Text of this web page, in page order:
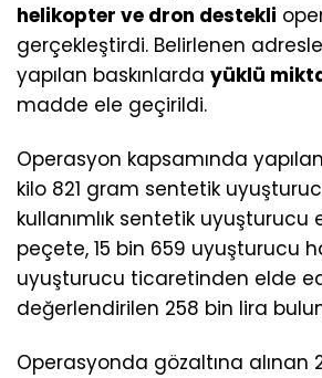
helikopter ve dron destekli
gerçekleştirdi. Belirlenen
yapılan baskınlarda yüklü
madde ele geçirildi.
Operasyon kapsamında
kilo 821 gram sentetik
kullanımlık sentetik uyuşturucu
peçete, 15 bin 659 uyuşturucu
uyuşturucu ticaretinden elde
değerlendirilen 258 bin lira
Operasyonda gözaltına alınan